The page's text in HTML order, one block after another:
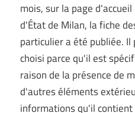
mois, sur la page
d'État de Milan, la fiche
particulier a été publiée.
choisi parce qu'il est
raison de la présence de
d'autres éléments
informations qu'il